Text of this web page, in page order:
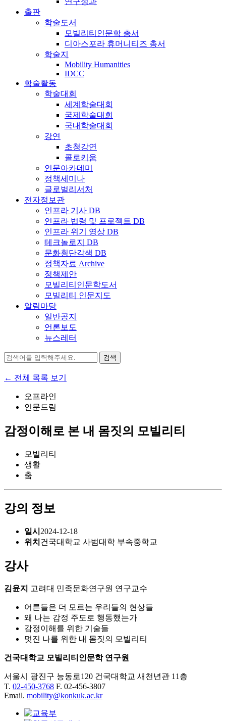
출판
학술도서
모빌리티인문학 총서
디아스포라 휴머니티즈 총서
학술지
Mobility Humanities
IDCC
학술활동
학술대회
세계학술대회
국제학술대회
국내학술대회
강연
초청강연
콜로키움
인문아카데미
정책세미나
글로벌리서처
전자정보관
인프라 기사 DB
인프라 법령 및 프로젝트 DB
인프라 위기 영상 DB
테크놀로지 DB
문화횡단각색 DB
정책자료 Archive
정책제안
모빌리티인문학도서
모빌리티 인문지도
알림마당
일반공지
언론보도
뉴스레터
검
← 전체 목록 보기
오프라인
인문드림
감정이해로 본 내 몸짓의 모빌리티
모빌리티
생활
춤
강의 정보
일시 2024-12-18
위치 건국대학교 사범대학 부속중학교
강사
김윤지 고려대 민족문화연구원 연구교수
어른들은 더 모르는 우리들의 현상들
왜 나는 감정 주도로 행동했는가
감정이해를 위한 기술들
멋진 나를 위한 내 몸짓의 모빌리티
건국대학교 모빌리티인문학 연구원
서울시 광진구 능동로120 건국대학교 새천년관 11층
T. 02-450-3768 F. 02-456-3807
Email. mobility@konkuk.ac.kr